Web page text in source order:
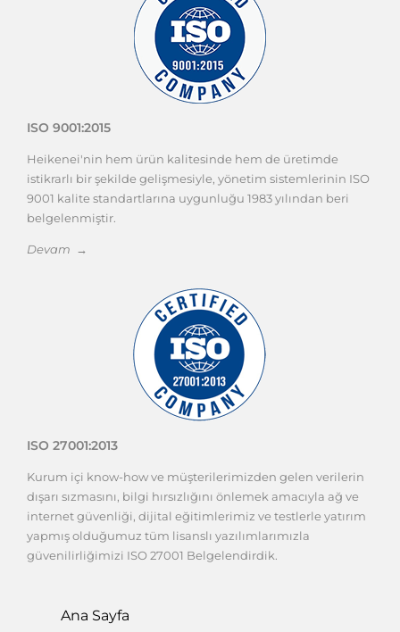
ISO 9001:2015
Heikenei'nin hem ürün kalitesinde hem de üretimde
istikrarlı bir şekilde gelişmesiyle, yönetim sistemlerinin ISO
9001 kalite standartlarına uygunluğu 1983 yılından beri
belgelenmiştir.
Devam →
ISO 27001:2013
Kurum içi know-how ve müşterilerimizden gelen verilerin
dışarı sızmasını, bilgi hırsızlığını önlemek amacıyla ağ ve
internet güvenliği, dijital eğitimlerimiz ve testlerle yatırım
yapmış olduğumuz tüm lisanslı yazılımlarımızla
güvenilirliğimizi ISO 27001 Belgelendirdik.
Ana Sayfa